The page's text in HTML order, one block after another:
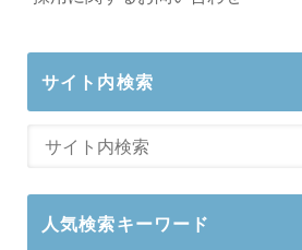
サイト内検索
人気検索キーワード